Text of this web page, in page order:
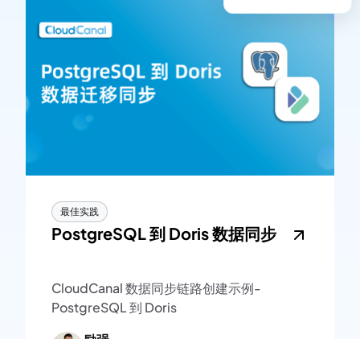
最佳实践
PostgreSQL 到 Doris 数据同步
CloudCanal 数据同步链路创建示例-
PostgreSQL 到 Doris